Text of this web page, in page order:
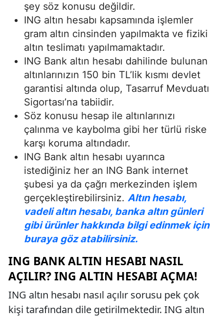
şey söz konusu değildir.
ING altın hesabı kapsamında işlemler
gram altın cinsinden yapılmakta ve fiziki
altın teslimatı yapılmamaktadır.
ING Bank altın hesabı dahilinde bulunan
altınlarınızın 150 bin TL’lik kısmı devlet
garantisi altında olup, Tasarruf Mevduatı
Sigortası’na tabiidir.
Söz konusu hesap ile altınlarınızı
çalınma ve kaybolma gibi her türlü riske
karşı koruma altındadır.
ING Bank altın hesabı uyarınca
istediğiniz her an ING Bank internet
şubesi ya da çağrı merkezinden işlem
gerçekleştirebilirsiniz. Altın hesabı,
vadeli altın hesabı, banka altın günleri
gibi ürünler hakkında bilgi edinmek için
buraya göz atabilirsiniz.
ING BANK ALTIN HESABI NASIL
AÇILIR? ING ALTIN HESABI AÇMA!
ING altın hesabı nasıl açılır sorusu pek çok
kişi tarafından dile getirilmektedir. ING altın